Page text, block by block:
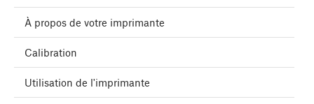
À propos de votre imprimante
Calibration
Utilisation de l'imprimante